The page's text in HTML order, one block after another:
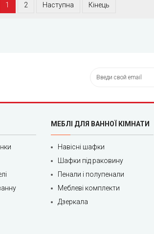
1 2 Наступна Кінець
МЕБЛІ ДЛЯ ВАННОЇ КІМНАТИ
Навісні шафки
Шафки під раковину
Пенали і полупенали
Меблеві комплекти
Дзеркала